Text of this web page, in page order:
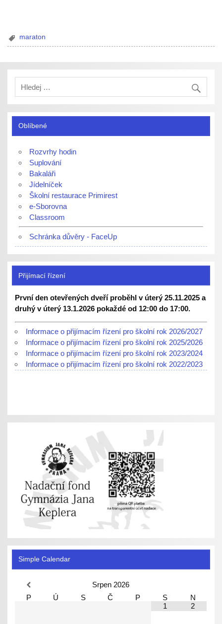
maraton
Oblíbené
Rozvrhy hodin
Suplování
Bakaláři
Jídelníček
Školní restaurace Primirest
e-Sborovna
Classroom
Schránka důvěry - FaceUp
Přijímací řízení
První den otevřených dveří proběhl v úterý 25.11.2025 a
druhý v úterý 13.1.2026 pokaždé od 12:00 do 17:00.
Informace o přijímacím řízení pro školní rok 2026/2027
Informace o přijímacím řízení pro školní rok 2025/2026
Informace o přijímacím řízení pro školní rok 2023/2024
Informace o přijímacím řízení pro školní rok 2022/2023
Simple Calendar
Srpen 2026
P
Ú S Č P S
N
1
2